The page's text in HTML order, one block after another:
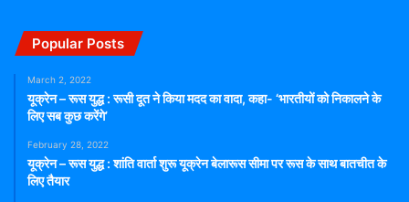
Popular Posts
March 2, 2022
यूक्रेन – रूस युद्ध : रूसी दूत ने किया मदद का वादा, कहा- ‘भारतीयों को निकालने के
लिए सब कुछ करेंगे’
February 28, 2022
यूक्रेन – रूस युद्ध : शांति वार्ता शुरू यूक्रेन बेलारूस सीमा पर रूस के साथ बातचीत के
लिए तैयार